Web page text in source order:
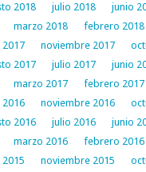
2018 julio 2018
junio
marzo 2018
febrero 2018
noviembre 2017
2017 julio 2017
junio
marzo 2017
febrero 2017
noviembre 2016
2016 julio 2016
junio
marzo 2016
febrero 2016
noviembre 2015